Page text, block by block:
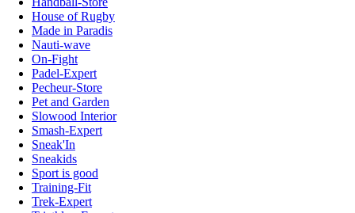
House of Rugby
Made in Paradis
Nauti-wave
On-Fight
Padel-Expert
Pecheur-Store
Pet and Garden
Slowood Interior
Smash-Expert
Sneak'In
Sneakids
Sport is good
Training-Fit
Trek-Expert